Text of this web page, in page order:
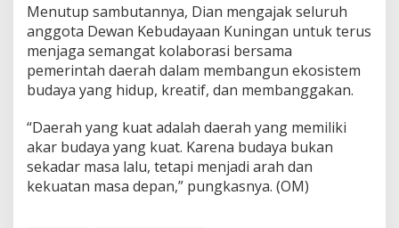
Menutup sambutannya, Dian mengajak seluruh
anggota Dewan Kebudayaan Kuningan untuk terus
menjaga semangat kolaborasi bersama
pemerintah daerah dalam membangun ekosistem
budaya yang hidup, kreatif, dan membanggakan.
“Daerah yang kuat adalah daerah yang memiliki
akar budaya yang kuat. Karena budaya bukan
sekadar masa lalu, tetapi menjadi arah dan
kekuatan masa depan,” pungkasnya. (OM)